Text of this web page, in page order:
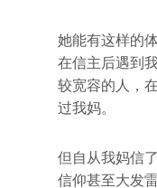
她能有这样的
在信主后遇到
较宽容的人，
过我妈。
但自从我妈信
信仰甚至大发